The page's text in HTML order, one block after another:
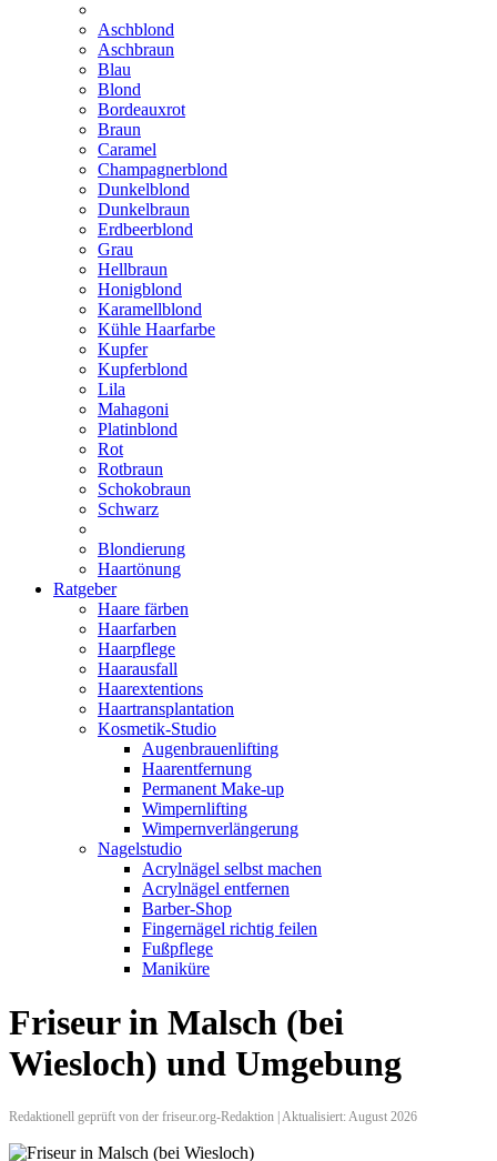
Aschblond
Aschbraun
Blau
Blond
Bordeauxrot
Braun
Caramel
Champagnerblond
Dunkelblond
Dunkelbraun
Erdbeerblond
Grau
Hellbraun
Honigblond
Karamellblond
Kühle Haarfarbe
Kupfer
Kupferblond
Lila
Mahagoni
Platinblond
Rot
Rotbraun
Schokobraun
Schwarz
Blondierung
Haartönung
Ratgeber
Haare färben
Haarfarben
Haarpflege
Haarausfall
Haarextentions
Haartransplantation
Kosmetik-Studio
Augenbrauenlifting
Haarentfernung
Permanent Make-up
Wimpernlifting
Wimpernverlängerung
Nagelstudio
Acrylnägel selbst machen
Acrylnägel entfernen
Barber-Shop
Fingernägel richtig feilen
Fußpflege
Maniküre
Friseur in Malsch (bei
Wiesloch) und Umgebung
Redaktionell geprüft von der friseur.org-Redaktion | Aktualisiert: August 2026